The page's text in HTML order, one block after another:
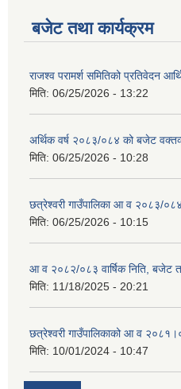
बजेट तथा कार्यक्रम
राजश्व परामर्श समितिको प्रतिवेदन
मिति: 06/25/2026 - 13:22
अर्थिक वर्ष २०८३/०८४ को बजेट
मिति: 06/25/2026 - 10:28
छत्रेश्वरी गाउँपालिका आ व २०८३/
मिति: 06/25/2026 - 10:15
आ व २०८२/०८३ वार्षिक निति, बजेट
मिति: 11/18/2025 - 20:21
छत्रेश्वरी गाउँपालिकाको आ व
मिति: 10/01/2024 - 10:47